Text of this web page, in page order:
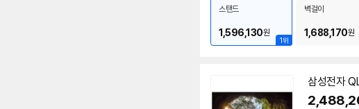
1위
스탠드
1,596,130원
벽걸이
1,688,170원
삼성전자